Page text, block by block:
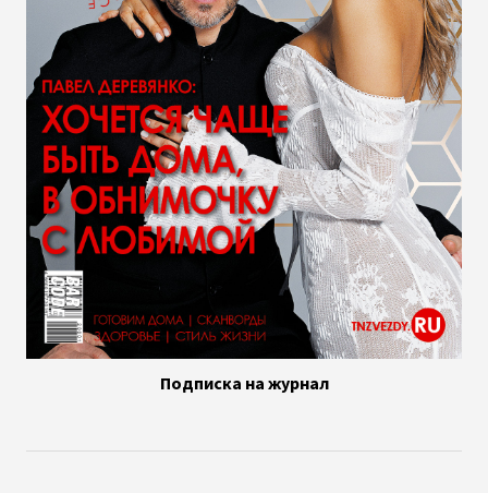
Подписка на журнал